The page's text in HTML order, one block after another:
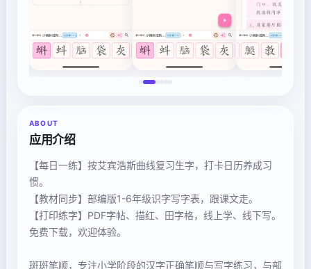
ABOUT
应用介绍
【每日一练】按艾宾浩斯曲线复习生字，打卡日历养成习
惯。
【教材同步】部编版1-6年级识字写字表，跟课文走。
【打印练字】PDF字帖、描红、田字格，线上学、线下写。
免费下载，欢迎体验。
斑斑笔顺，专注小学阶段的汉字正确笔顺与写字练习，与部